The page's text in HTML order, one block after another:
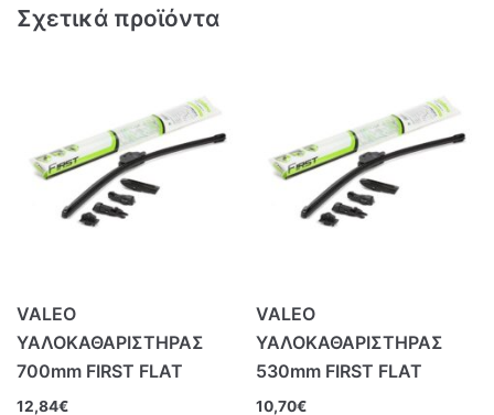
Σχετικά προϊόντα
VALEO
ΥΑΛΟΚΑΘΑΡΙΣΤΗΡΑΣ
700mm FIRST FLAT
12,84€
VALEO
ΥΑΛΟΚΑΘΑΡΙΣΤΗΡΑΣ
530mm FIRST FLAT
10,70€